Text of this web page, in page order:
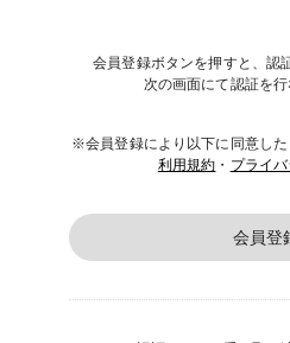
会員登録ボタンを押すと、認
次の画面にて認証を
※会員登録により以下に同意し
利用規約 ・ プライ
会員登